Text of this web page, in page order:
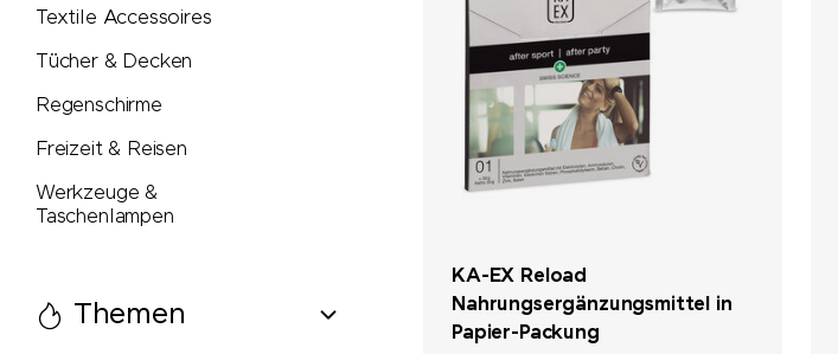
Textile Accessoires
Tücher & Decken
Regenschirme
Freizeit & Reisen
Werkzeuge &
Taschenlampen
Themen
KA-EX Reload
Nahrungsergänzungsmittel in
Papier-Packung